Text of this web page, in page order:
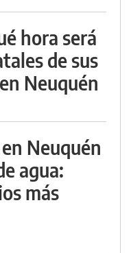
hora será
de sus
Neuquén
Neuquén
agua:
más